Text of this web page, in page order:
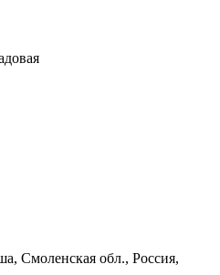
Смоленская обл., Россия,